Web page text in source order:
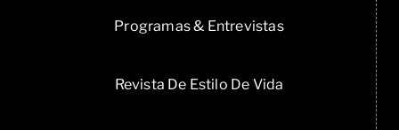
Programas & Entrevistas
Revista De Estilo De Vida